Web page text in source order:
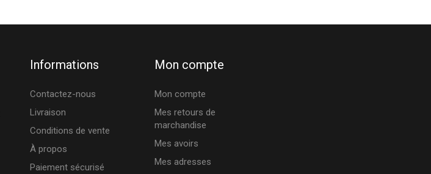
Informations
Contactez-nous
Livraison
Conditions de vente
À propos
Paiement sécurisé
Mon compte
Mon compte
Mes retours de
marchandise
Mes avoirs
Mes adresses